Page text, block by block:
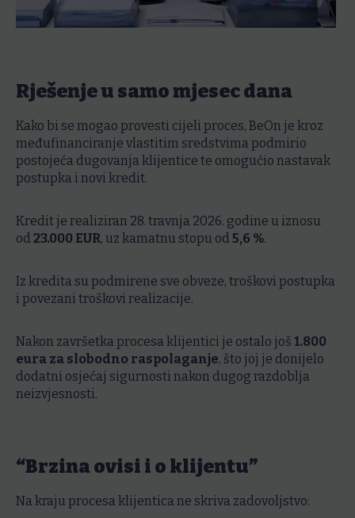
Rješenje u samo mjesec dana
Kako bi se mogao provesti cijeli proces, BeOn je kroz
međufinanciranje vlastitim sredstvima podmirio
postojeća dugovanja klijentice te omogućio nastavak
postupka i novi kredit.
Kredit je realiziran 28. travnja 2026. godine u iznosu
od 23.000 EUR, uz kamatnu stopu od 5,6 %.
Iz kredita su podmirene sve obveze, troškovi postupka
i povezani troškovi realizacije.
Nakon završetka procesa klijentici je ostalo još 1.800
eura za slobodno raspolaganje, što joj je donijelo
dodatni osjećaj sigurnosti nakon dugog razdoblja
neizvjesnosti.
“Brzina ovisi i o klijentu”
Na kraju procesa klijentica ne skriva zadovoljstvo: